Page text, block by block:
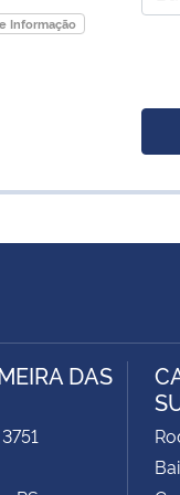
Informação
DAS